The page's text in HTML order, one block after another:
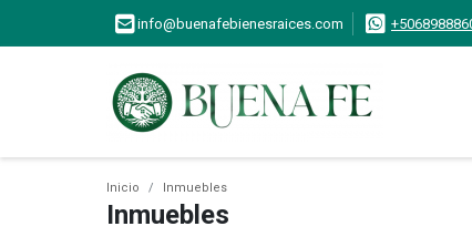
info@buenafebienesraices.com
Inicio Inmuebles
Inmuebles